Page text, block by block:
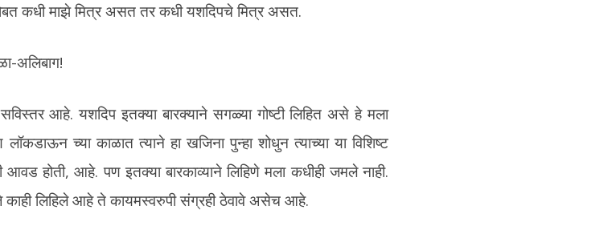
कधी माझे मित्र असत तर कधी यशदिपचे मित्र असत.
अलिबाग!
आहे. यशदिप इतक्या बारक्याने सगळ्या गोष्टी लिहित असे हे मला
च्या काळात त्याने हा खजिना पुन्हा शोधुन त्याच्या या विशिष्ट
होती, आहे. पण इतक्या बारकाव्याने लिहिणे मला कधीही जमले नाही.
काही लिहिले आहे ते कायमस्वरुपी संग्रही ठेवावे असेच आहे.